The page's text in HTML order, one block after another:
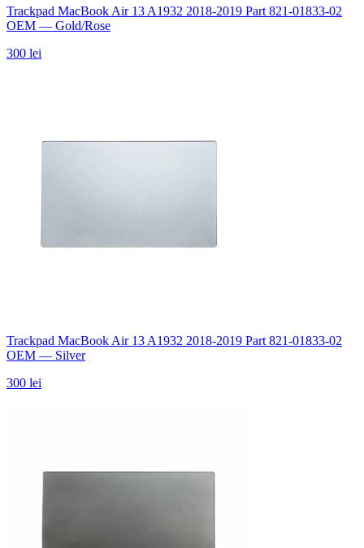
Trackpad MacBook Air 13 A1932 2018-2019 Part 821-01833-02
OEM — Gold/Rose
300 lei
Trackpad MacBook Air 13 A1932 2018-2019 Part 821-01833-02
OEM — Silver
300 lei